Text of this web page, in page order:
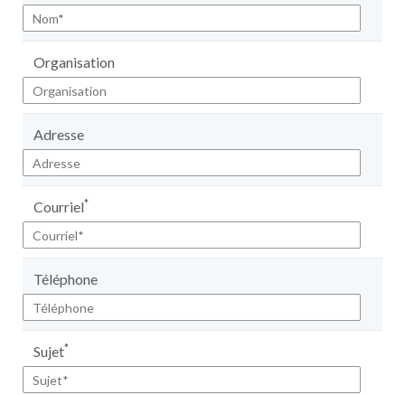
Organisation
Adresse
Courriel*
Téléphone
Sujet*